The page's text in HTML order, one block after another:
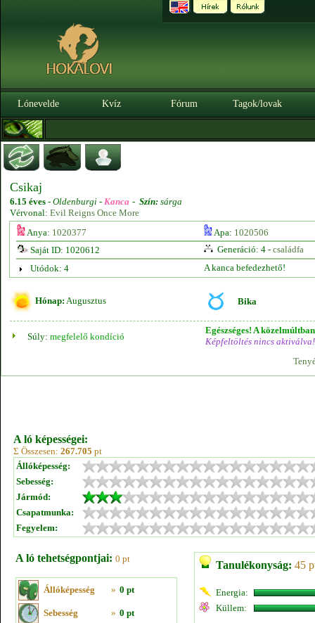
Lónevelde Kvíz Fórum Tagok/lovak
Csikaj
6.15 éves - Oldenburgi - Kanca - Szín: sárga
Vérvonal: Evil Reigns Once More
Anya: 1020377 Apa: 1020506
Saját ID: 1020612
Generáció: 4 - családfa
Utódok: 4
A kanca befedezhető!
Hónap: Augusztus Bika
Súly: megfelelő kondíció
Egészséges! A
Képfeltöltés nincs aktiválva!
A ló képességei:
Σ Összesen: 267.705 pt
Állóképesség:
Sebesség:
Jármód:
Csapatmunka:
Fegyelem:
A ló tehetségpontjai: 0 pt
Állóképesség » 0 pt
Sebesség » 0 pt
Tanulékonyság: 45
Energia:
Küllem: